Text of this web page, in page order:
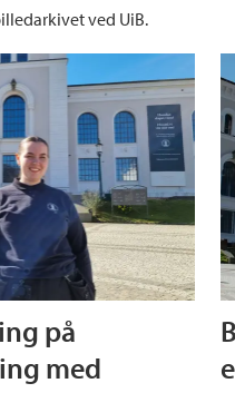
ved UiB.
på
med